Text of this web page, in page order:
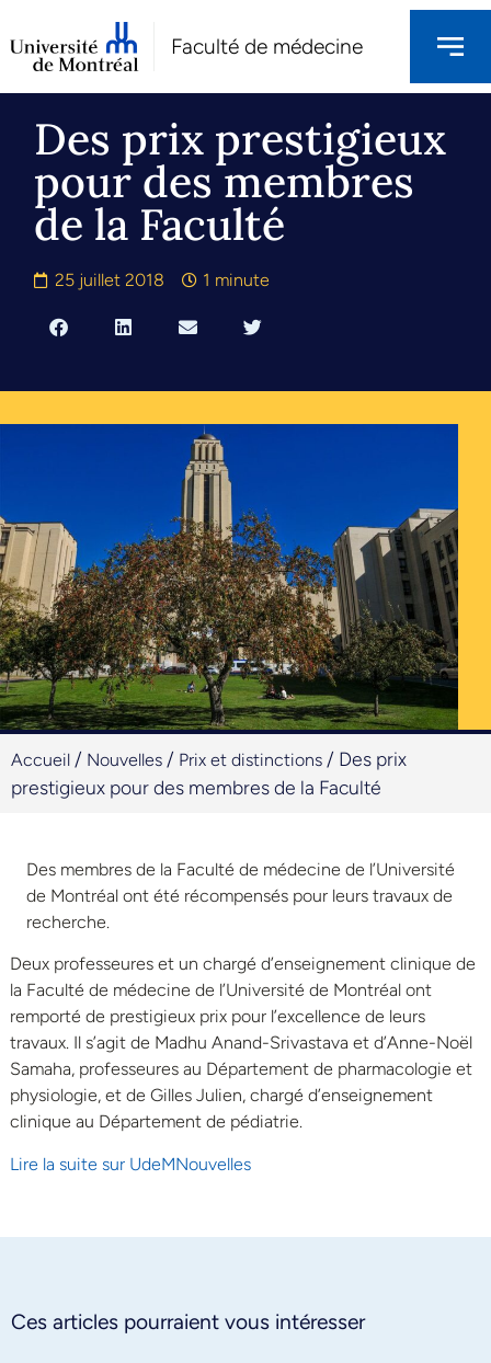
Faculté de médecine
Des prix prestigieux
pour des membres
de la Faculté
25 juillet 2018 1 minute
Accueil / Nouvelles / Prix et distinctions / Des prix
prestigieux pour des membres de la Faculté
Des membres de la Faculté de médecine de l’Université
de Montréal ont été récompensés pour leurs travaux de
recherche.
Deux professeures et un chargé d’enseignement clinique de
la Faculté de médecine de l’Université de Montréal ont
remporté de prestigieux prix pour l’excellence de leurs
travaux. Il s’agit de Madhu Anand-Srivastava et d’Anne-Noël
Samaha, professeures au Département de pharmacologie et
physiologie, et de Gilles Julien, chargé d’enseignement
clinique au Département de pédiatrie.
Lire la suite sur UdeMNouvelles
Ces articles pourraient vous intéresser